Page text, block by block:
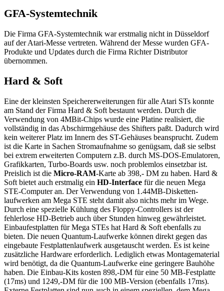
GFA-Systemtechnik
Die Firma GFA-Systemtechnik war erstmalig nicht in Düsseldorf
auf der Atari-Messe vertreten. Während der Messe wurden GFA-
Produkte und Updates durch die Firma Richter Distributor
übernommen.
Hard & Soft
Eine der kleinsten Speichererweiterungen für alle Atari STs konnte
am Stand der Firma Hard & Soft bestaunt werden. Durch die
Verwendung von 4MBit-Chips wurde eine Platine realisiert, die
vollständig in das Abschirmgehäuse des Shifters paßt. Dadurch wird
kein weiterer Platz im Innern des ST-Gehäuses beansprucht. Zudem
ist die Karte in Sachen Stromaufnahme so genügsam, daß sie selbst
bei extrem erweiterten Computern z.B. durch MS-DOS-Emulatoren,
Grafikkarten, Turbo-Boards usw. noch problemlos einsetzbar ist.
Preislich ist die Micro-RAM-Karte ab 398,- DM zu haben. Hard &
Soft bietet auch erstmalig ein HD-Interface für die neuen Mega
STE-Computer an. Der Verwendung von 1.44MB-Disketten-
laufwerken am Mega STE steht damit also nichts mehr im Wege.
Durch eine spezielle Kühlung des Floppy-Controllers ist der
fehlerlose HD-Betrieb auch über Stunden hinweg gewährleistet.
Einbaufestplatten für Mega STEs hat Hard & Soft ebenfalls zu
bieten. Die neuen Quantum-Laufwerke können direkt gegen das
eingebaute Festplattenlaufwerk ausgetauscht werden. Es ist keine
zusätzliche Hardware erforderlich. Lediglich etwas Montagematerial
wird benötigt, da die Quantum-Laufwerke eine geringere Bauhöhe
haben. Die Einbau-Kits kosten 898,-DM für eine 50 MB-Festplatte
(17ms) und 1249,-DM für die 100 MB-Version (ebenfalls 17ms).